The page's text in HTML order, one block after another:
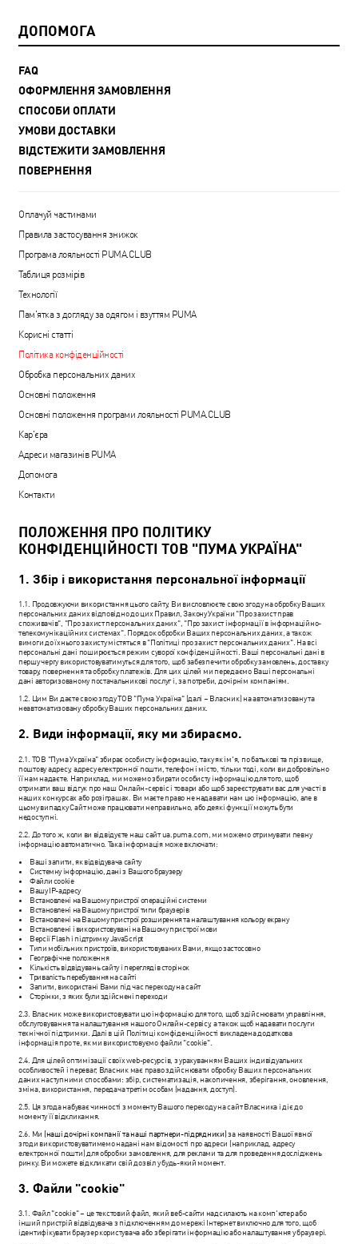
ПОЛОЖЕННЯ ПРО ПОЛІТИКУ
КОНФІДЕНЦІЙНОСТІ ТОВ "ПУМА УКРАЇНА"
1. Збір і використання персональної інформації
1.1. Продовжуючи використання цього сайту, Ви висловлюєте свою згоду на обробку Ваших
персональних даних відповідно до цих Правил, Закону України "Про захист прав
споживачів", "Про захист персональних даних", "Про захист інформації в інформаційно-
телекомунікаційних системах". Порядок обробки Ваших персональних даних, а також
вимоги до їхнього захисту містяться в "Політиці про захист персональних даних". На всі
персональні дані поширюється режим суворої конфіденційності. Ваші персональні дані в
першу чергу використовуватимуться для того, щоб забезпечити обробку замовлень, доставку
товару, повернення та обробку платежів. Для цих цілей ми передаємо Ваші персональні
дані авторизованому постачальникові послуг і, за потреби, дочірнім компаніям.
1.2. Цим Ви даєте свою згоду ТОВ "Пума Україна" (далі – Власник) на автоматизовану та
неавтоматизовану обробку Ваших персональних даних.
2. Види інформації, яку ми збираємо.
2.1. ТОВ "Пума Україна" збирає особисту інформацію, таку як ім'я, по батькові та прізвище,
поштову адресу, адресу електронної пошти, телефон і місто, тільки тоді, коли ви добровільно
її нам надаєте. Наприклад, ми можемо збирати особисту інформацію для того, щоб
отримати ваш відгук про наш Онлайн-сервіс і товари або щоб зареєструвати вас для участі в
наших конкурсах або розіграшах. Ви маєте право не надавати нам цю інформацію, але в
цьому випадку Сайт може працювати неправильно, або деякі функції можуть бути
недоступні.
2.2. До того ж, коли ви відвідуєте наш сайт ua.puma.com, ми можемо отримувати певну
інформацію автоматично. Така інформація може включати:
Ваші запити, як відвідувача сайту
Системну інформацію, дані з Вашого браузеру
Файли cookie
Вашу IP-адресу
Встановлені на Вашому пристрої операційні системи
Встановлені на Вашому пристрої типи браузерів
Встановлені на Вашому пристрої розширення та налаштування кольору екрану
Встановлені і використовувані на Вашому пристрої мови
Версії Flash і підтримку JavaScript
Типи мобільних пристроїв, використовуваних Вами, якщо застосовно
Географічне положення
Кількість відвідувань сайту і переглядів сторінок
Тривалість перебування на сайті
Запити, використані Вами під час переходу на сайт
Сторінки, з яких були здійснені переходи
2.3. Власник може використовувати цю інформацію для того, щоб здійснювати управління,
обслуговування та налаштування нашого Онлайн-сервісу, а також щоб надавати послуги
технічної підтримки. Далі в цій Політиці конфіденційності викладена додаткова
інформація про те, як ми використовуємо файли "cookie".
2.4. Для цілей оптимізації своїх web-ресурсів, з урахуванням Ваших індивідуальних
особливостей і переваг, Власник має право здійснювати обробку Ваших персональних
даних наступними способами: збір, систематизація, накопичення, зберігання, оновлення,
зміна, використання, передача третім особам (надання, доступ).
2.5. Ця згода набуває чинності з моменту Вашого переходу на сайт Власника і діє до
моменту її відкликання.
2.6. Ми (наші дочірні компанії та наші партнери-підрядники)за наявності Вашої явної
згоди використовуватимемо надані нам відомості про адреси (наприклад, адресу
електронної пошти) для обробки замовлення, для реклами та для проведення досліджень
ринку. Ви можете відкликати свій дозвіл у будь-який момент.
3. Файли "cookie"
3.1. Файл "cookie" – це текстовий файл, який веб-сайти надсилають на комп'ютер або
інший пристрій відвідувача з підключенням до мережі Інтернет виключно для того, щоб
ідентифікувати браузер користувача або зберігати інформацію або налаштування у браузері.
ДОПОМОГА
FAQ
ОФОРМЛЕННЯ ЗАМОВЛЕННЯ
СПОСОБИ ОПЛАТИ
УМОВИ ДОСТАВКИ
ВІДСТЕЖИТИ ЗАМОВЛЕННЯ
ПОВЕРНЕННЯ
Оплачуй частинами
Правила застосування знижок
Програма лояльності PUMA.CLUB
Таблиця розмірів
Технології
Пам'ятка з догляду за одягом і взуттям PUMA
Корисні статті
Політика конфіденційності
Обробка персональних даних
Основні положення
Основні положення програми лояльності PUMA.CLUB
Кар'єра
Адреси магазинів PUMA
Допомога
Контакти